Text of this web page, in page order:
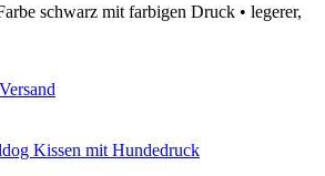
schwarz mit farbigen Druck • legerer,
Versand